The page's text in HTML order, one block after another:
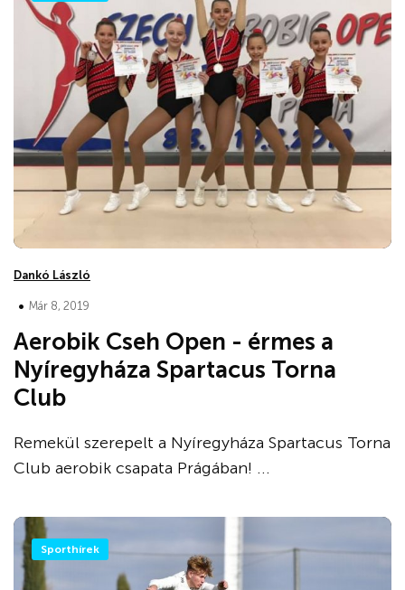
Dankó László
• Már 8, 2019
Aerobik Cseh Open - érmes a
Nyíregyháza Spartacus Torna
Club
Remekül szerepelt a Nyíregyháza Spartacus Torna
Club aerobik csapata Prágában! ...
Sporthírek